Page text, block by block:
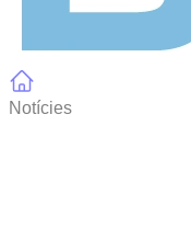
Notícies